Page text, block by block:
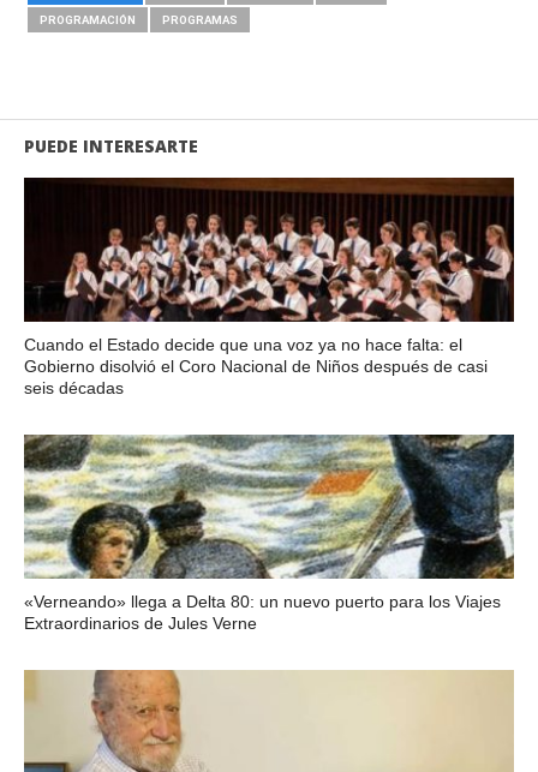
PROGRAMACIÓN PROGRAMAS
PUEDE INTERESARTE
Cuando el Estado decide que una voz ya no hace falta: el
Gobierno disolvió el Coro Nacional de Niños después de casi
seis décadas
«Verneando» llega a Delta 80: un nuevo puerto para los Viajes
Extraordinarios de Jules Verne